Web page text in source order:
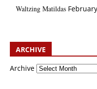
Waltzing Matildas
ARCHIVE
Archive